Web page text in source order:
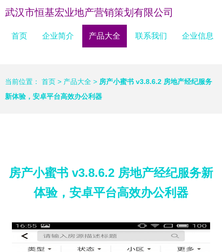
武汉市恒基宏业地产营销策划有限公司
首页 企业简介 产品大全 联系我们 企业信息
当前位置： 首页 > 产品大全 > 房产小蜜书 v3.8.6.2 房地产经纪服务
新体验，安卓平台高效办公利器
房产小蜜书 v3.8.6.2 房地产经纪服务新
体验，安卓平台高效办公利器